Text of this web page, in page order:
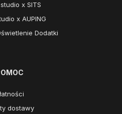
x SITS
x AUPING
Dodatki
dostawy